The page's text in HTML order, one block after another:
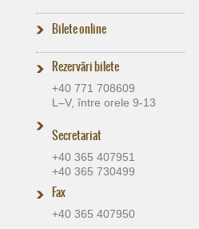
Bilete online
Rezervări bilete
+40 771 708609
L–V, între orele 9-13
Secretariat
+40 365 407951
+40 365 730499
Fax
+40 365 407950